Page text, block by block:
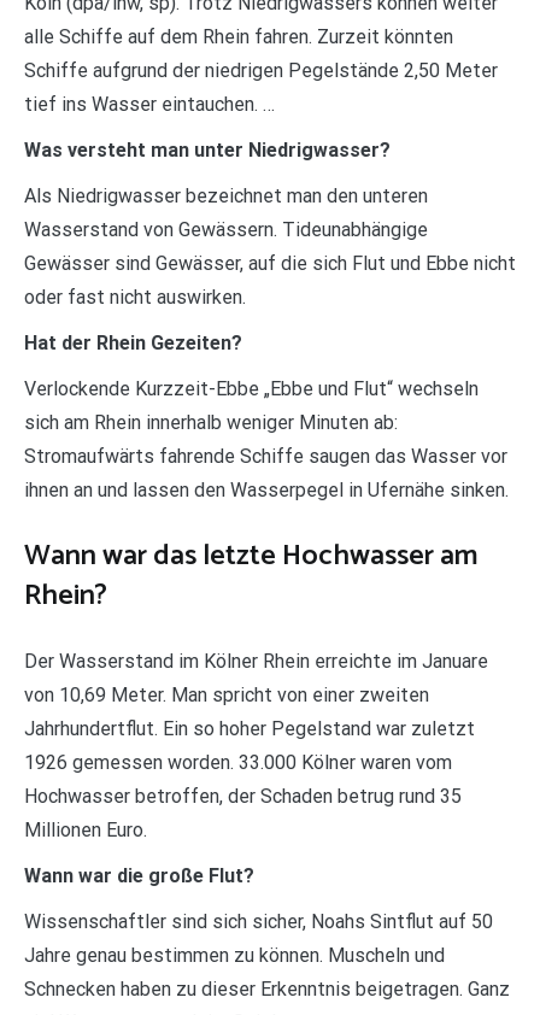
alle Schiffe auf dem Rhein fahren. Zurzeit könnten
Schiffe aufgrund der niedrigen Pegelstände 2,50 Meter
tief ins Wasser eintauchen. …
Was versteht man unter Niedrigwasser?
Als Niedrigwasser bezeichnet man den unteren
Wasserstand von Gewässern. Tideunabhängige
Gewässer sind Gewässer, auf die sich Flut und Ebbe nicht
oder fast nicht auswirken.
Hat der Rhein Gezeiten?
Verlockende Kurzzeit-Ebbe „Ebbe und Flut“ wechseln
sich am Rhein innerhalb weniger Minuten ab:
Stromaufwärts fahrende Schiffe saugen das Wasser vor
ihnen an und lassen den Wasserpegel in Ufernähe sinken.
Wann war das letzte Hochwasser am
Rhein?
Der Wasserstand im Kölner Rhein erreichte im Januare
von 10,69 Meter. Man spricht von einer zweiten
Jahrhundertflut. Ein so hoher Pegelstand war zuletzt
1926 gemessen worden. 33.000 Kölner waren vom
Hochwasser betroffen, der Schaden betrug rund 35
Millionen Euro.
Wann war die große Flut?
Wissenschaftler sind sich sicher, Noahs Sintflut auf 50
Jahre genau bestimmen zu können. Muscheln und
Schnecken haben zu dieser Erkenntnis beigetragen. Ganz